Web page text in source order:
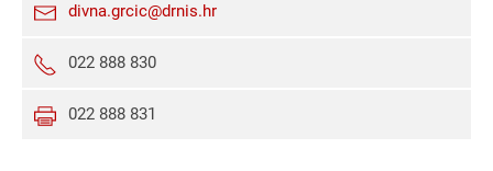
divna.grcic@drnis.hr
022 888 830
022 888 831